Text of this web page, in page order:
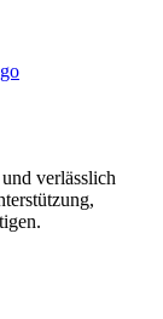
verlässlich